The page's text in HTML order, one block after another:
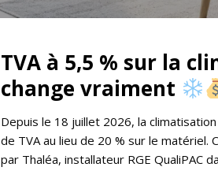
TVA à 5,5 % sur la
change vraiment
Depuis le 18 juillet 2026, la
de TVA au lieu de 20 % sur le
par Thaléa, installateur RGE QualiPAC